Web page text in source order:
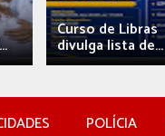
Curso de Libras
divulga lista de...
POLÍCIA